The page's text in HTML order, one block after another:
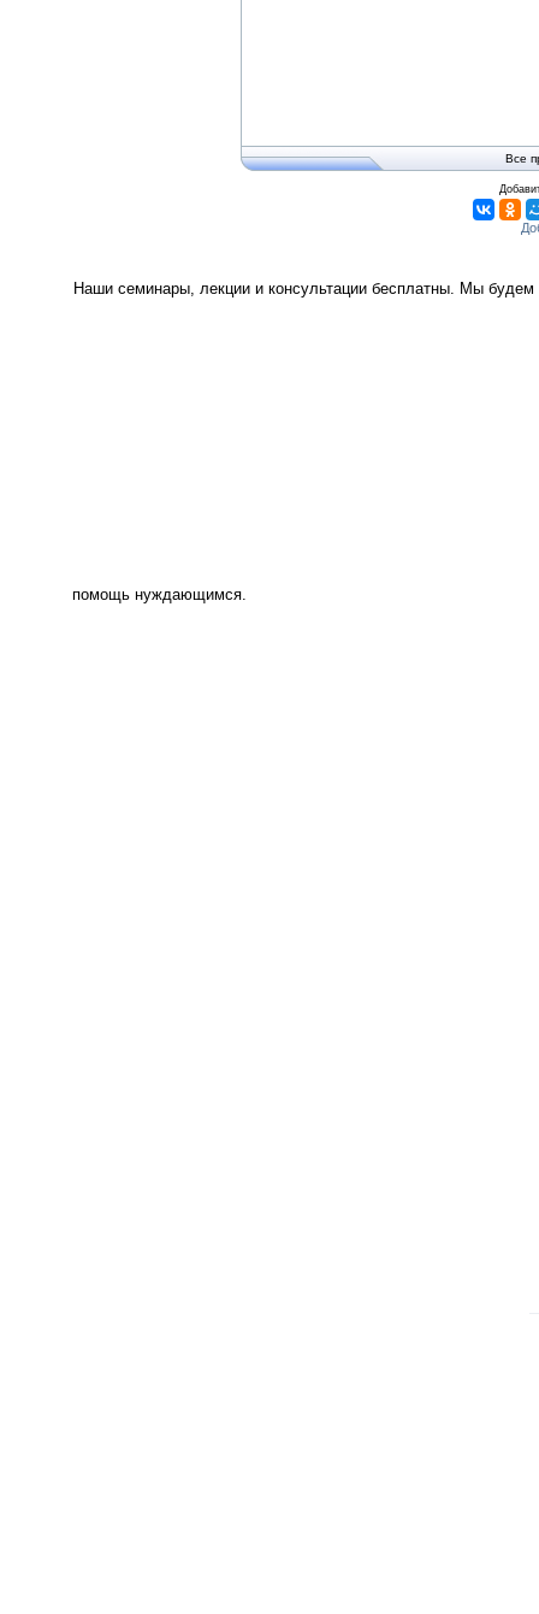
Все
Наши семинары, лекции и консультации бесплатны. Мы
помощь нуждающимся.